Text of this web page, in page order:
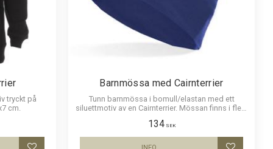
tryckt på
cm.
Barnmössa med Cairnterrier
Tunn barnmössa i bomull/elastan med ett
siluettmotiv av en Cairnterrier. Mössan finns i flera
134SEK